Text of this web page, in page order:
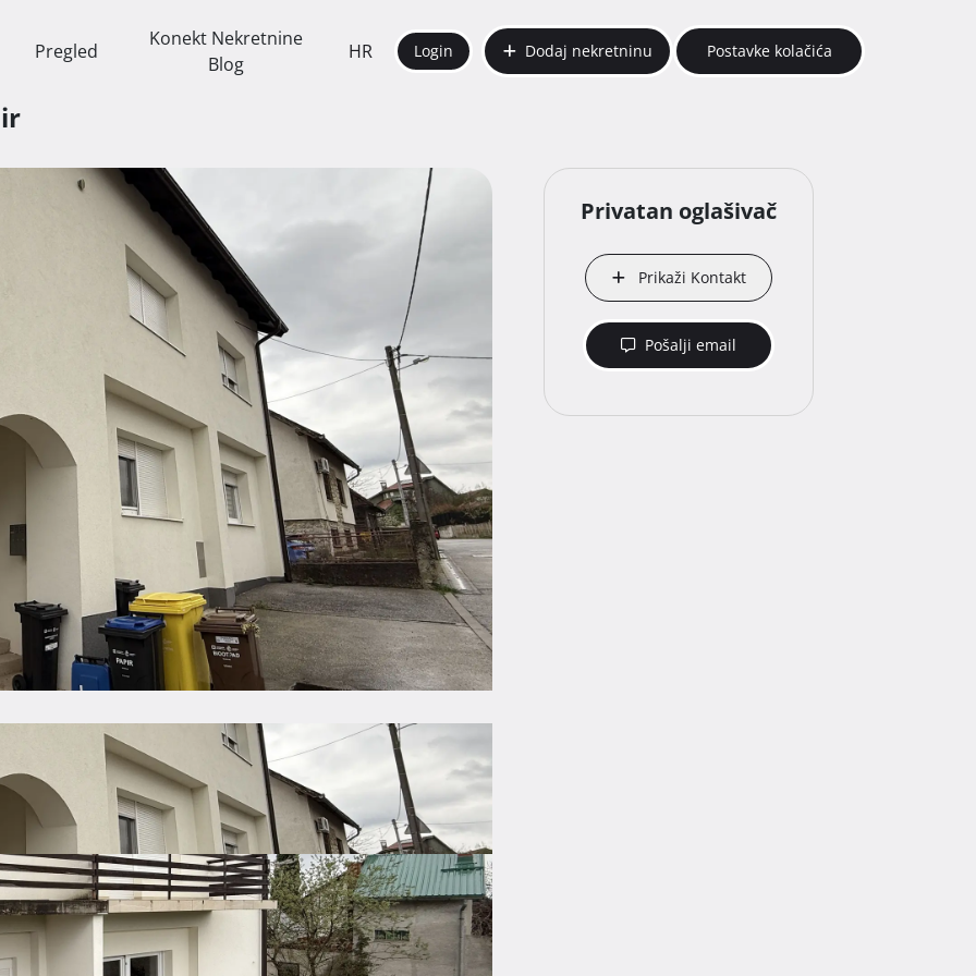
Pregled
Konekt Nekretnine
Blog
HR Login Dodaj nekretninu Postavke kolačića
Privatan oglašivač
Prikaži Kontakt
Pošalji email